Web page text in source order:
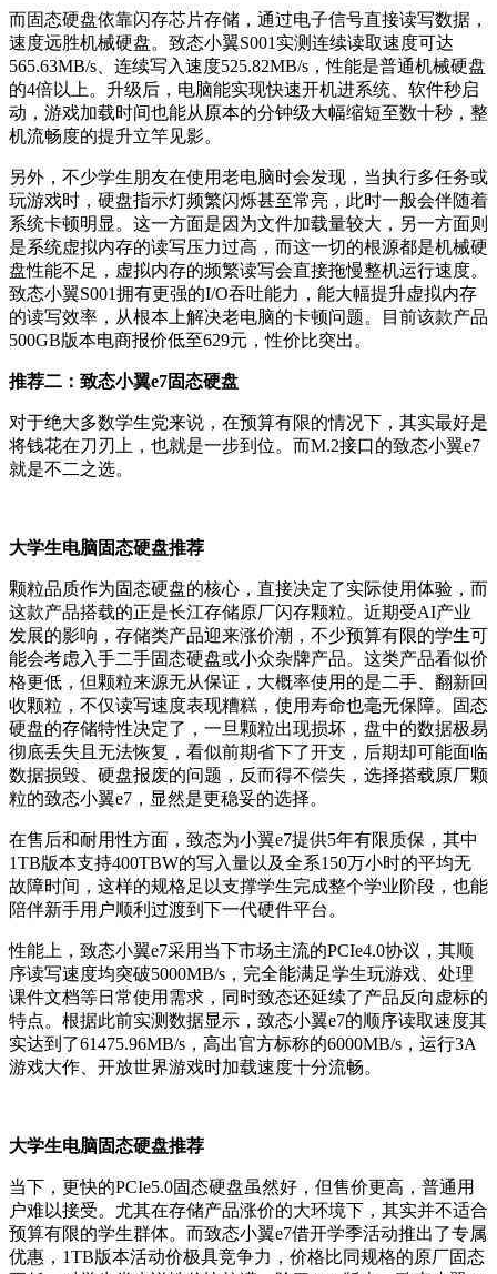
而固态硬盘依靠闪存芯片存储，通过电子信号直接读写数据，
速度远胜机械硬盘。致态小翼S001实测连续读取速度可达
565.63MB/s、连续写入速度525.82MB/s，性能是普通机械硬盘
的4倍以上。升级后，电脑能实现快速开机进系统、软件秒启
动，游戏加载时间也能从原本的分钟级大幅缩短至数十秒，整
机流畅度的提升立竿见影。
另外，不少学生朋友在使用老电脑时会发现，当执行多任务或
玩游戏时，硬盘指示灯频繁闪烁甚至常亮，此时一般会伴随着
系统卡顿明显。这一方面是因为文件加载量较大，另一方面则
是系统虚拟内存的读写压力过高，而这一切的根源都是机械硬
盘性能不足，虚拟内存的频繁读写会直接拖慢整机运行速度。
致态小翼S001拥有更强的I/O吞吐能力，能大幅提升虚拟内存
的读写效率，从根本上解决老电脑的卡顿问题。目前该款产品
500GB版本电商报价低至629元，性价比突出。
推荐二：致态小翼e7固态硬盘
对于绝大多数学生党来说，在预算有限的情况下，其实最好是
将钱花在刀刃上，也就是一步到位。而M.2接口的致态小翼e7
就是不二之选。
大学生电脑固态硬盘推荐
颗粒品质作为固态硬盘的核心，直接决定了实际使用体验，而
这款产品搭载的正是长江存储原厂闪存颗粒。近期受AI产业
发展的影响，存储类产品迎来涨价潮，不少预算有限的学生可
能会考虑入手二手固态硬盘或小众杂牌产品。这类产品看似价
格更低，但颗粒来源无从保证，大概率使用的是二手、翻新回
收颗粒，不仅读写速度表现糟糕，使用寿命也毫无保障。固态
硬盘的存储特性决定了，一旦颗粒出现损坏，盘中的数据极易
彻底丢失且无法恢复，看似前期省下了开支，后期却可能面临
数据损毁、硬盘报废的问题，反而得不偿失，选择搭载原厂颗
粒的致态小翼e7，显然是更稳妥的选择。
在售后和耐用性方面，致态为小翼e7提供5年有限质保，其中
1TB版本支持400TBW的写入量以及全系150万小时的平均无
故障时间，这样的规格足以支撑学生完成整个学业阶段，也能
陪伴新手用户顺利过渡到下一代硬件平台。
性能上，致态小翼e7采用当下市场主流的PCIe4.0协议，其顺
序读写速度均突破5000MB/s，完全能满足学生玩游戏、处理
课件文档等日常使用需求，同时致态还延续了产品反向虚标的
特点。根据此前实测数据显示，致态小翼e7的顺序读取速度其
实达到了61475.96MB/s，高出官方标称的6000MB/s，运行3A
游戏大作、开放世界游戏时加载速度十分流畅。
大学生电脑固态硬盘推荐
当下，更快的PCIe5.0固态硬盘虽然好，但售价更高，普通用
户难以接受。尤其在存储产品涨价的大环境下，其实并不适合
预算有限的学生群体。而致态小翼e7借开学季活动推出了专属
优惠，1TB版本活动价极具竞争力，价格比同规格的原厂固态